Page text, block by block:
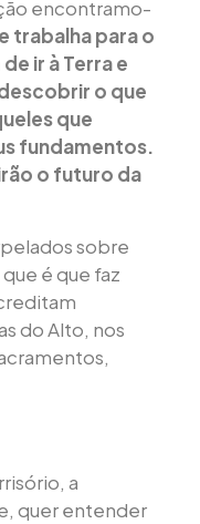
encontramo-
trabalha para o
ir à Terra e
o que
que
fundamentos.
o futuro da
sobre
é que faz
do Alto, nos
a
quer entender